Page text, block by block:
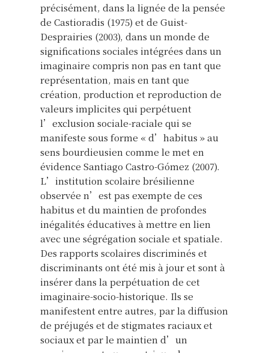
précisément, dans la lignée de la pensée
de Castioradis (1975) et de Guist-
Desprairies (2003), dans un monde de
significations sociales intégrées dans un
imaginaire compris non pas en tant que
représentation, mais en tant que
création, production et reproduction de
valeurs implicites qui perpétuent
l’exclusion sociale-raciale qui se
manifeste sous forme « d’habitus » au
sens bourdieusien comme le met en
évidence Santiago Castro-Gómez (2007).
L’institution scolaire brésilienne
observée n’est pas exempte de ces
habitus et du maintien de profondes
inégalités éducatives à mettre en lien
avec une ségrégation sociale et spatiale.
Des rapports scolaires discriminés et
discriminants ont été mis à jour et sont à
insérer dans la perpétuation de cet
imaginaire-socio-historique. Ils se
manifestent entre autres, par la diffusion
de préjugés et de stigmates raciaux et
sociaux et par le maintien d’un